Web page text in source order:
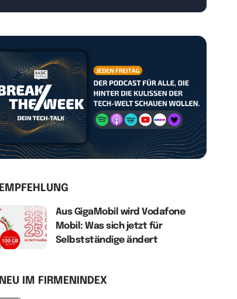
EMPFEHLUNG
Aus GigaMobil wird Vodafone
Mobil: Was sich jetzt für
Selbstständige ändert
NEU IM FIRMENINDEX